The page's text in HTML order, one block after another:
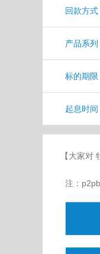
回款方式
产品系列
标的期限
起息时间
【大家对
注：